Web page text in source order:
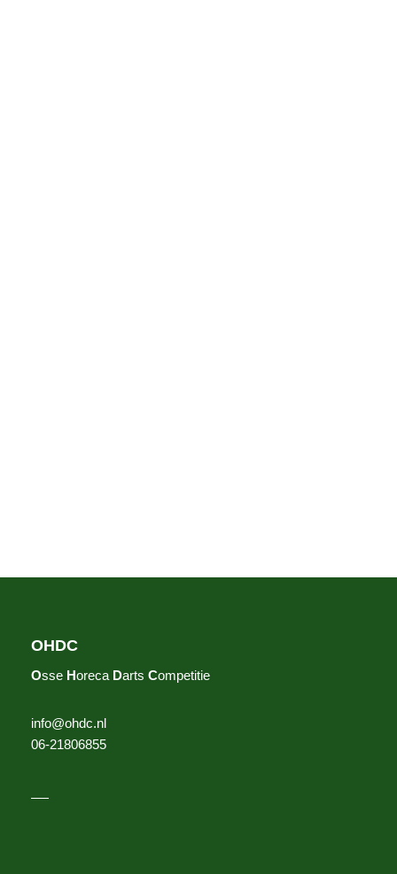
OHDC
Osse Horeca Darts Competitie
info@ohdc.nl
06-21806855